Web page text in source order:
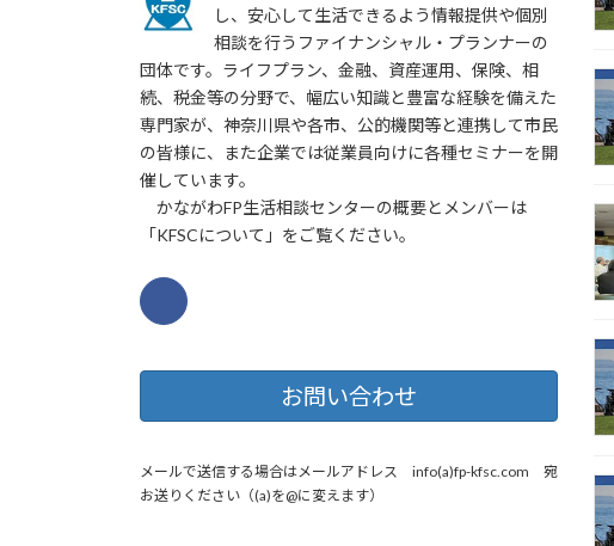
し、安心して生活できるよう情報提供や個別
相談を行うファイナンシャル・プランナーの
団体です。ライフプラン、金融、資産運用、保険、相
続、税金等の分野で、幅広い知識と豊富な経験を備えた
専門家が、神奈川県や各市、公的機関等と連携して市民
の皆様に、また企業では従業員向けに各種セミナーを開
催しています。
かながわFP生活相談センターの概要とメンバーは
「KFSCについて」をご覧ください。
お問い合わせ
メールで送信する場合はメールアドレス info(a)fp-kfsc.com 宛
お送りください（(a)を@に変えます）